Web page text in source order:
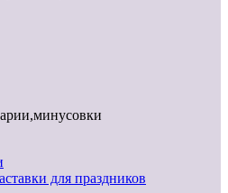
для праздников